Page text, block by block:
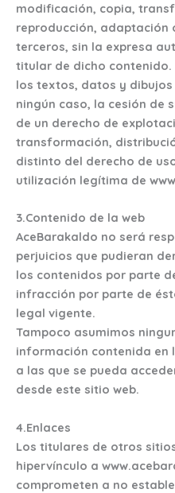
modificación, copia,
reproducción, adaptación
terceros, sin la expresa
titular de dicho
los textos, datos y
ningún caso, la cesión de
de un derecho de
transformación,
distinto del derecho de
utilización legítima de
3.Contenido de la web
AceBarakaldo no será
perjuicios que pudieran
los contenidos por parte
infracción por parte de
legal vigente.
Tampoco asumimos
información contenida en
a las que se pueda
desde este sitio web.
4.Enlaces
Los titulares de otros
hipervínculo a
comprometen a no